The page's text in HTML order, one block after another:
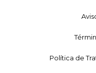
Política de